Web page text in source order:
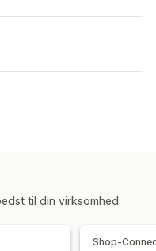
til din virksomhed.
Shop-